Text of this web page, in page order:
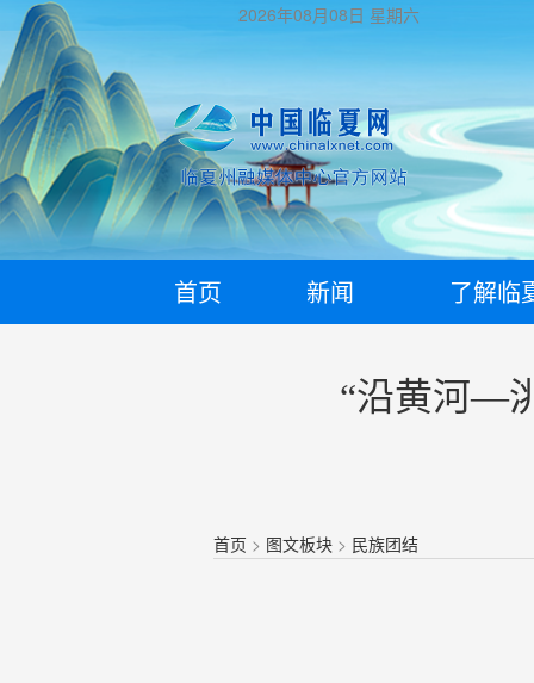
2026年08月08日 星期六
首页 新闻 了解临
“沿黄河—
首页 > 图文板块 > 民族团结